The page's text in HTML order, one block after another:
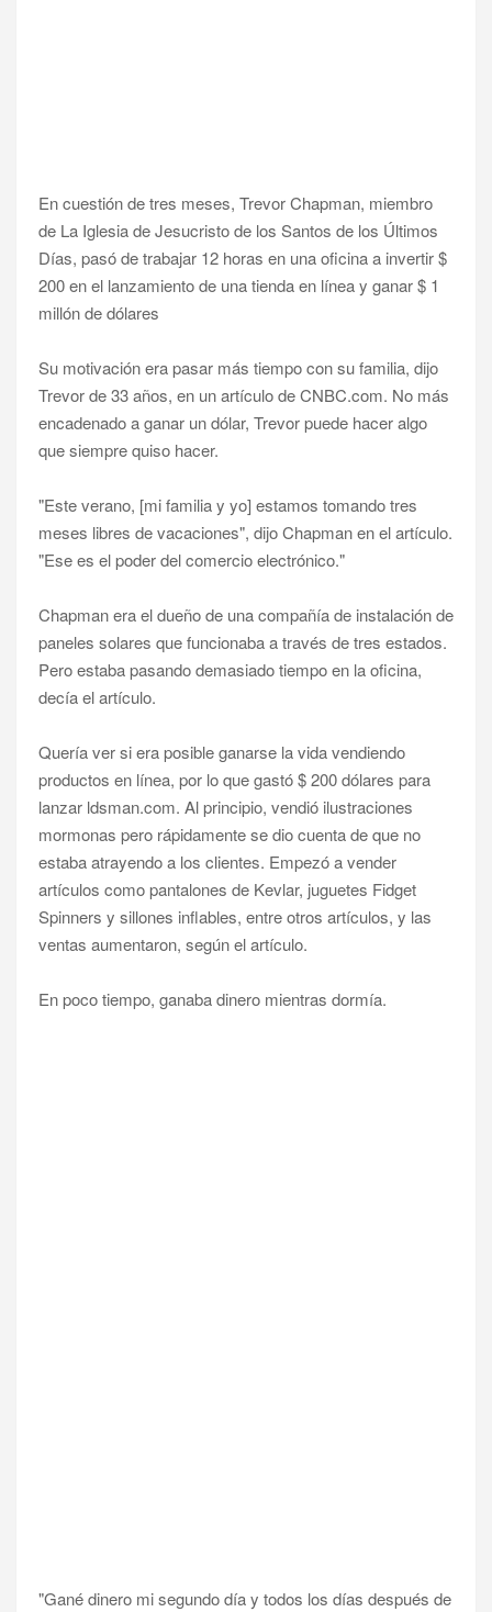
En cuestión de tres meses, Trevor Chapman, miembro
de La Iglesia de Jesucristo de los Santos de los Últimos
Días, pasó de trabajar 12 horas en una oficina a invertir $
200 en el lanzamiento de una tienda en línea y ganar $ 1
millón de dólares
Su motivación era pasar más tiempo con su familia, dijo
Trevor de 33 años, en un artículo de CNBC.com. No más
encadenado a ganar un dólar, Trevor puede hacer algo
que siempre quiso hacer.
"Este verano, [mi familia y yo] estamos tomando tres
meses libres de vacaciones", dijo Chapman en el artículo.
"Ese es el poder del comercio electrónico."
Chapman era el dueño de una compañía de instalación de
paneles solares que funcionaba a través de tres estados.
Pero estaba pasando demasiado tiempo en la oficina,
decía el artículo.
Quería ver si era posible ganarse la vida vendiendo
productos en línea, por lo que gastó $ 200 dólares para
lanzar ldsman.com. Al principio, vendió ilustraciones
mormonas pero rápidamente se dio cuenta de que no
estaba atrayendo a los clientes. Empezó a vender
artículos como pantalones de Kevlar, juguetes Fidget
Spinners y sillones inflables, entre otros artículos, y las
ventas aumentaron, según el artículo.
En poco tiempo, ganaba dinero mientras dormía.
"Gané dinero mi segundo día y todos los días después de